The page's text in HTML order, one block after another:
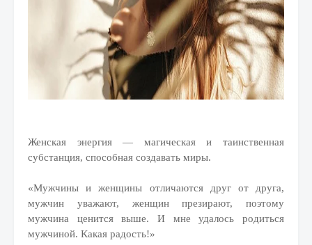
Женская энергия — магическая и таинственная
субстанция, способная создавать миры.
«Мужчины и женщины отличаются друг от друга,
мужчин уважают, женщин презирают, поэтому
мужчина ценится выше. И мне удалось родиться
мужчиной. Какая радость!»